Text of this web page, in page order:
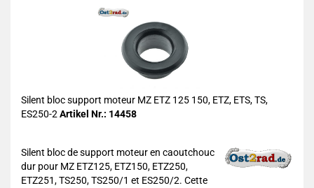
Silent bloc support moteur MZ ETZ 125 150, ETZ, ETS, TS,
ES250-2 Artikel Nr.: 14458
Silent bloc de support moteur en caoutchouc
dur pour MZ ETZ125, ETZ150, ETZ250,
ETZ251, TS250, TS250/1 et ES250/2. Cette